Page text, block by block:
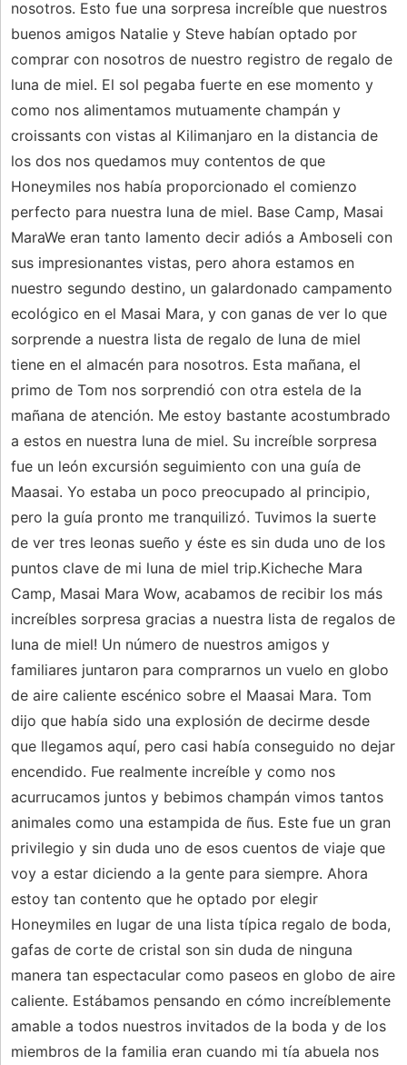
nosotros. Esto fue una sorpresa increíble que nuestros
buenos amigos Natalie y Steve habían optado por
comprar con nosotros de nuestro registro de regalo de
luna de miel. El sol pegaba fuerte en ese momento y
como nos alimentamos mutuamente champán y
croissants con vistas al Kilimanjaro en la distancia de
los dos nos quedamos muy contentos de que
Honeymiles nos había proporcionado el comienzo
perfecto para nuestra luna de miel. Base Camp, Masai
MaraWe eran tanto lamento decir adiós a Amboseli con
sus impresionantes vistas, pero ahora estamos en
nuestro segundo destino, un galardonado campamento
ecológico en el Masai Mara, y con ganas de ver lo que
sorprende a nuestra lista de regalo de luna de miel
tiene en el almacén para nosotros. Esta mañana, el
primo de Tom nos sorprendió con otra estela de la
mañana de atención. Me estoy bastante acostumbrado
a estos en nuestra luna de miel. Su increíble sorpresa
fue un león excursión seguimiento con una guía de
Maasai. Yo estaba un poco preocupado al principio,
pero la guía pronto me tranquilizó. Tuvimos la suerte
de ver tres leonas sueño y éste es sin duda uno de los
puntos clave de mi luna de miel trip.Kicheche Mara
Camp, Masai Mara Wow, acabamos de recibir los más
increíbles sorpresa gracias a nuestra lista de regalos de
luna de miel! Un número de nuestros amigos y
familiares juntaron para comprarnos un vuelo en globo
de aire caliente escénico sobre el Maasai Mara. Tom
dijo que había sido una explosión de decirme desde
que llegamos aquí, pero casi había conseguido no dejar
encendido. Fue realmente increíble y como nos
acurrucamos juntos y bebimos champán vimos tantos
animales como una estampida de ñus. Este fue un gran
privilegio y sin duda uno de esos cuentos de viaje que
voy a estar diciendo a la gente para siempre. Ahora
estoy tan contento que he optado por elegir
Honeymiles en lugar de una lista típica regalo de boda,
gafas de corte de cristal son sin duda de ninguna
manera tan espectacular como paseos en globo de aire
caliente. Estábamos pensando en cómo increíblemente
amable a todos nuestros invitados de la boda y de los
miembros de la familia eran cuando mi tía abuela nos